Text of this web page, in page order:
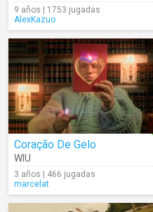
9 años | 1753 jugadas
AlexKazuo
Coração De Gelo
WIU
3 años | 466 jugadas
marcelat